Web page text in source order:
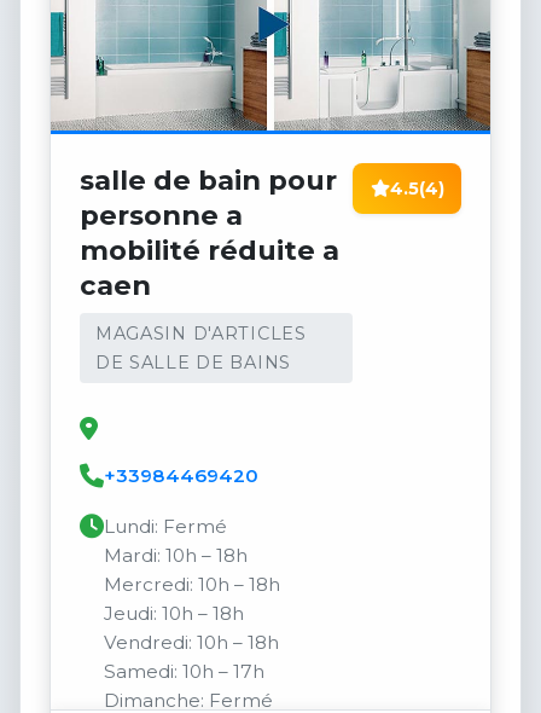
salle de bain pour
personne a
mobilité réduite a
caen
MAGASIN D'ARTICLES
DE SALLE DE BAINS
4.5(4)
+33984469420
Lundi: Fermé
Mardi: 10h – 18h
Mercredi: 10h – 18h
Jeudi: 10h – 18h
Vendredi: 10h – 18h
Samedi: 10h – 17h
Dimanche: Fermé